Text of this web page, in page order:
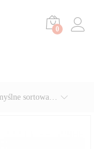
0
Domyślne sortowanie